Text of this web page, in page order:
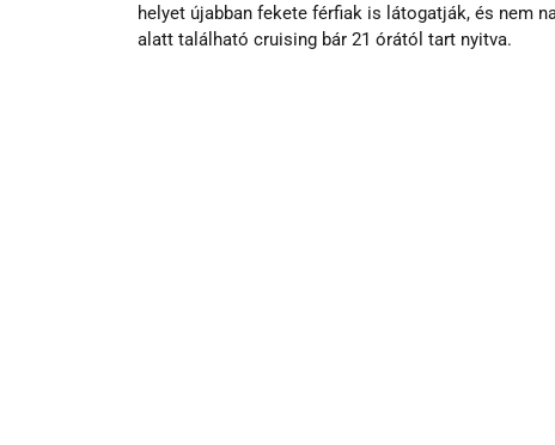
helyet újabban fekete férfiak is látogatják, és nem
alatt található cruising bár 21 órától tart nyitva.